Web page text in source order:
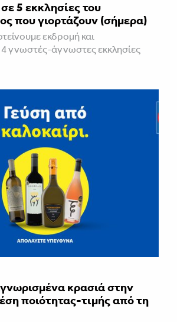
5 εκκλησίες του
που γιορτάζουν (σήμερα)
εκδρομή και
γνωστές-άγνωστες εκκλησίες
κρασιά στην
ποιότητας-τιμής από τη